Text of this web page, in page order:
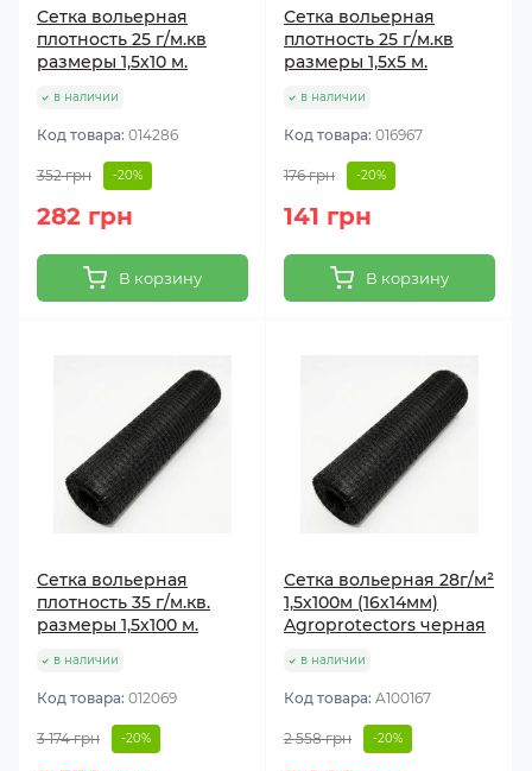
Сетка вольерная
плотность 25 г/м.кв
размеры 1,5х10 м.
в наличии
Код товара: 014286
352 грн -20%
282 грн
В корзину
Сетка вольерная
плотность 25 г/м.кв
размеры 1,5х5 м.
в наличии
Код товара: 016967
176 грн -20%
141 грн
В корзину
Сетка вольерная
плотность 35 г/м.кв.
размеры 1,5х100 м.
в наличии
Код товара: 012069
3 174 грн -20%
Сетка вольерная 28г/м²
1,5х100м (16х14мм)
Agroprotectors черная
в наличии
Код товара: A100167
2 558 грн -20%